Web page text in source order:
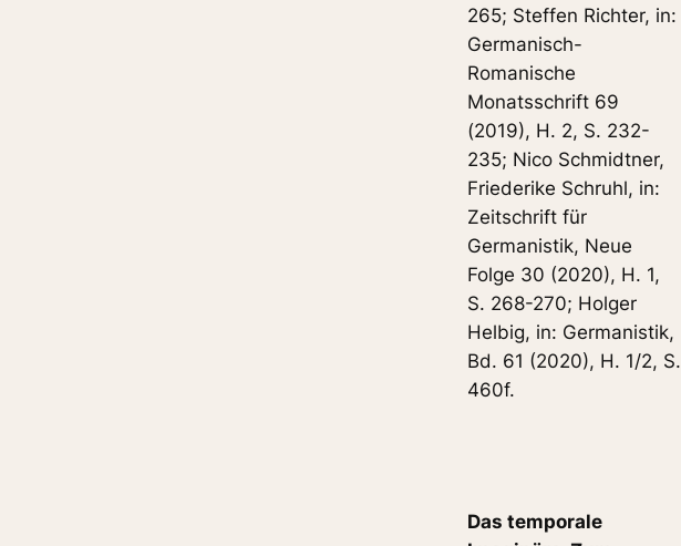
265; Steffen Richter, in:
Germanisch-
Romanische
Monatsschrift 69
(2019), H. 2, S. 232-
235; Nico Schmidtner,
Friederike Schruhl, in:
Zeitschrift für
Germanistik, Neue
Folge 30 (2020), H. 1,
S. 268-270; Holger
Helbig, in: Germanistik,
Bd. 61 (2020), H. 1/2, S.
460f.
Das temporale